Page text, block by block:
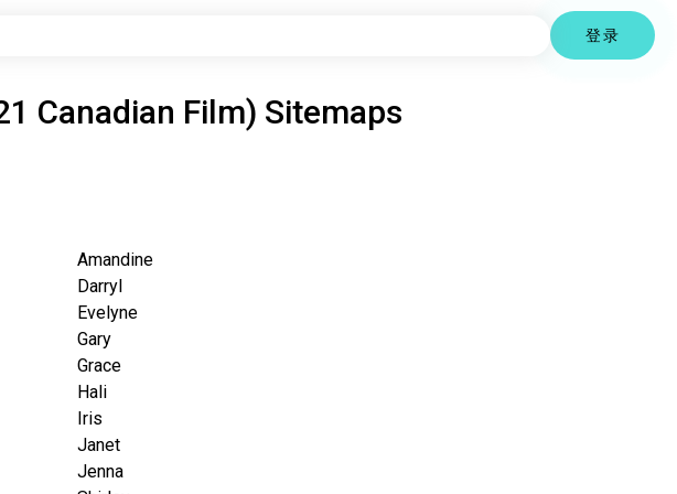
登录
Canadian Film) Sitemaps
Amandine
Darryl
Evelyne
Gary
Grace
Hali
Iris
Janet
Jenna